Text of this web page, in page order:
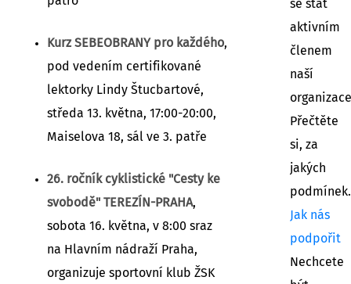
Kurz SEBEOBRANY pro každého,
pod vedením certifikované
lektorky Lindy Štucbartové,
středa 13. května, 17:00-20:00,
Maiselova 18, sál ve 3. patře
26. ročník cyklistické "Cesty ke
svobodě" TEREZÍN-PRAHA,
sobota 16. května, v 8:00 sraz
na Hlavním nádraží Praha,
organizuje sportovní klub ŽSK
se stát
aktivním
členem
naší
Přečtěte
si, za
jakých
podmínek.
Jak nás
podpořit
Nechcete